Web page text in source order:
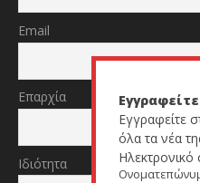
Email
Επαρχία
Ιδιότητα
Εγγραφείτε
όλα τα νέα
Ηλεκτρονικό